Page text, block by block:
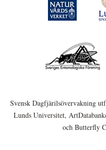
Svensk Dagfjärilsövervakning
Lunds Universitet,
och Butterfly